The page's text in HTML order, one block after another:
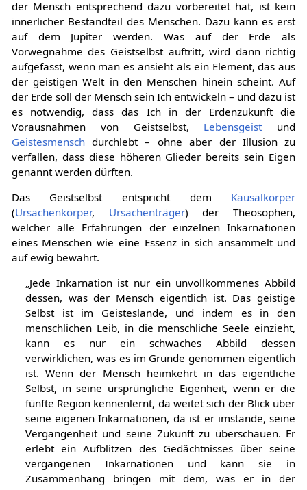
Das Geistselbst, wie es heute auftreten kann, wenn sich
der Mensch entsprechend dazu vorbereitet hat, ist kein
innerlicher Bestandteil des Menschen. Dazu kann es erst
auf dem Jupiter werden. Was auf der Erde als
Vorwegnahme des Geistselbst auftritt, wird dann richtig
aufgefasst, wenn man es ansieht als ein Element, das aus
der geistigen Welt in den Menschen hinein scheint. Auf
der Erde soll der Mensch sein Ich entwickeln – und dazu ist
es notwendig, dass das Ich in der Erdenzukunft die
Vorausnahmen von Geistselbst,Lebensgeistund
Geistesmensch durchlebt – ohne aber der Illusion zu
verfallen, dass diese höheren Glieder bereits sein Eigen
Das Geistselbst entspricht dem
Kausalkörper
(Ursachenkörper,Ursachenträger) der Theosophen,
welcher alle Erfahrungen der einzelnen Inkarnationen
eines Menschen wie eine Essenz in sich ansammelt und
„Jede Inkarnation ist nur ein unvollkommenes Abbild
dessen, was der Mensch eigentlich ist. Das geistige
Selbst ist im Geisteslande, und indem es in den
menschlichen Leib, in die menschliche Seele einzieht,
kann es nur ein schwaches Abbild dessen
verwirklichen, was es im Grunde genommen eigentlich
ist. Wenn der Mensch heimkehrt in das eigentliche
Selbst, in seine ursprüngliche Eigenheit, wenn er die
fünfte Region kennenlernt, da weitet sich der Blick über
seine eigenen Inkarnationen, da ist er imstande, seine
Vergangenheit und seine Zukunft zu überschauen. Er
erlebt ein Aufblitzen des Gedächtnisses über seine
vergangenen Inkarnationen und kann sie in